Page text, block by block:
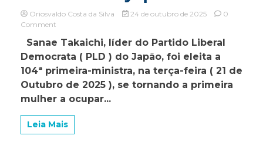
Oriosvaldo Costa da Silva 24 de outubro de 2025
0
Comment
Takaichi
é
eleita
a
1ª
mulher
ministra
do
Sanae Takaichi, líder do Partido Liberal
Democrata ( PLD ) do Japão, foi eleita a
104ª primeira-ministra, na terça-feira ( 21 de
Outubro de 2025 ), se tornando a primeira
mulher a ocupar...
Leia Mais